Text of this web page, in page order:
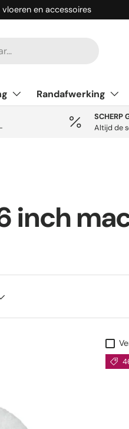
vloeren en accessoires
Randafwerking
SCHERP
Altijd de
inch